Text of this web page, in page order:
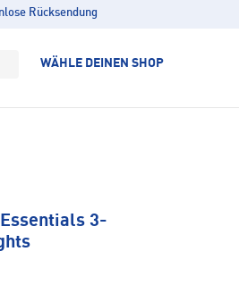
Rücksendung
WÄHLE DEINEN SHOP
3-